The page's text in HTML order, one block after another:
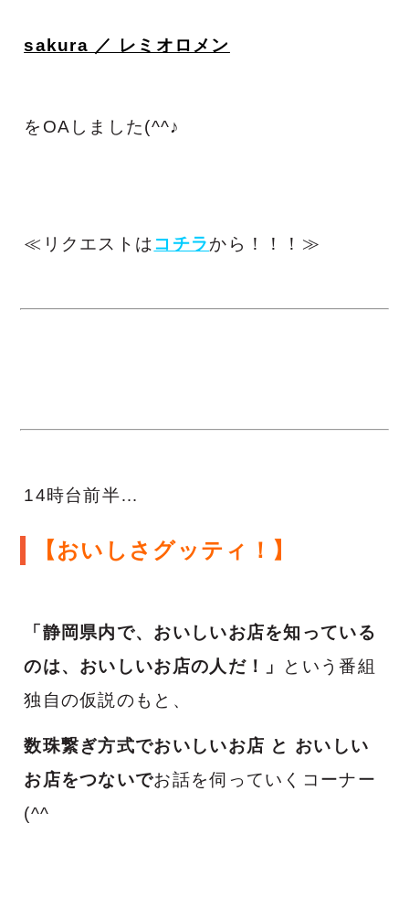
sakura ／ レミオロメン
をOAしました(^^♪
≪リクエストはコチラから！！！≫
14時台前半…
【おいしさグッティ！】
「静岡県内で、おいしいお店を知っている
のは、おいしいお店の人だ！」
という番組
独自の仮説のもと、
数珠繋ぎ方式でおいしいお店 と おいしい
お店をつないでお話を伺っていくコーナー
(^^ゞ